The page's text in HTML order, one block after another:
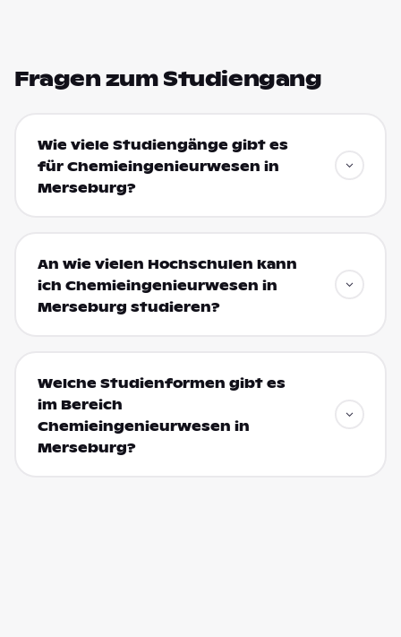
Fragen zum Studiengang
Wie viele Studiengänge gibt es
für Chemieingenieurwesen in
Merseburg?
An wie vielen Hochschulen kann
ich Chemieingenieurwesen in
Merseburg studieren?
Welche Studienformen gibt es
im Bereich
Chemieingenieurwesen in
Merseburg?